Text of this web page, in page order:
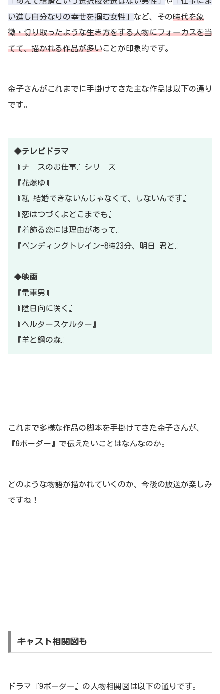
い進し自分なりの幸せを掴む女性」 など、その時代を象
徴・切り取ったような生き方をする人物にフォーカスを当
てて、描かれる作品が多いことが印象的です。
金子さんがこれまでに手掛けてきた主な作品は以下の通り
です。
◆テレビドラマ
『ナースのお仕事』シリーズ
『花燃ゆ』
『私 結婚できないんじゃなくて、しないんです』
『恋はつづくよどこまでも』
『着飾る恋には理由があって』
『ペンディングトレイン-8時23分、明日 君と』
◆映画
『電車男』
『陰日向に咲く』
『ヘルタースケルター』
『羊と鋼の森』
これまで多様な作品の脚本を手掛けてきた金子さんが、
『9ボーダー』で伝えたいことはなんなのか。
どのような物語が描かれていくのか、今後の放送が楽しみ
ですね！
キャスト相関図も
ドラマ『9ボーダー』の人物相関図は以下の通りです。